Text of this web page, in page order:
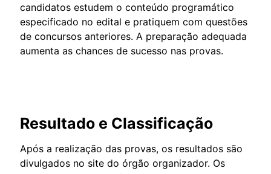
candidatos estudem o conteúdo programático
especificado no edital e pratiquem com questões
de concursos anteriores. A preparação adequada
aumenta as chances de sucesso nas provas.
Resultado e Classificação
Após a realização das provas, os resultados são
divulgados no site do órgão organizador. Os